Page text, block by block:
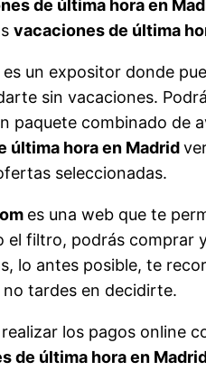
de última hora en
vacaciones de última
es un expositor donde
sin vacaciones.
paquete combinado de
última hora en Madrid
seleccionadas.
es una web que te
el filtro, podrás comprar
lo antes posible, te
tardes en decidirte.
los pagos online
de última hora en